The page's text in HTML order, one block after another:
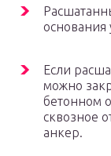
Если
можно
бетонном
сквозное
анкер.